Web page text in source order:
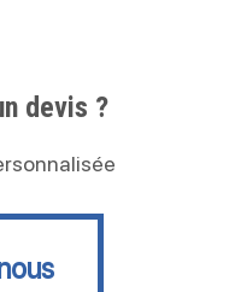
devis ?